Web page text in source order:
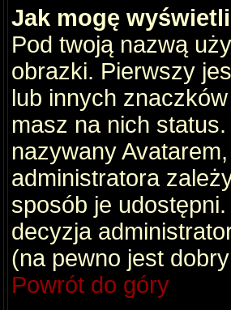
Jak mogę
Pod twoją nazwą
obrazki. Pierwszy
lub innych
masz na nich
nazywany
administratora
sposób je
decyzja
(na pewno jest
Powrót do góry